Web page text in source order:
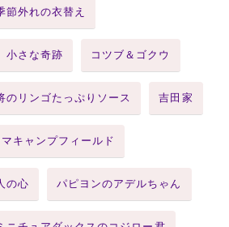
節外れの衣替え
小さな奇跡 コツブ＆ゴクウ
のリンゴたっぷりソース 吉田家
キャンプフィールド
の心 パピヨンのアデルちゃん